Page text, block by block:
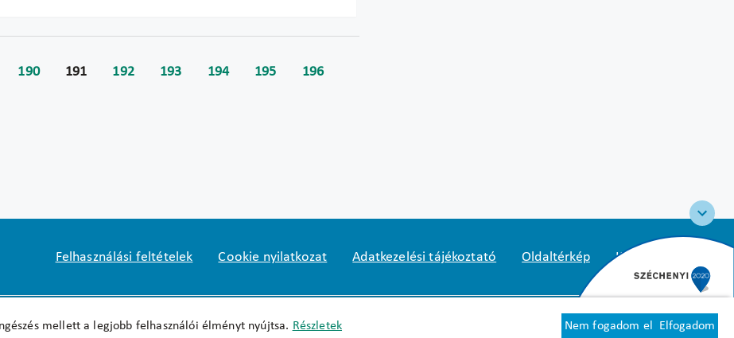
mellett a legjobb felhasználói élményt nyújtsa. Részletek Nem fogadom el Elfogadom
190 191 192 193 194 195 196
Felhasználási feltételek Cookie nyilatkozat Adatkezelési tájékoztató Oldaltérkép Közadatkereső
Impresszum okfo@okfo.gov.hu +361 356 1522 1125 Budapest, Diós árok 3.